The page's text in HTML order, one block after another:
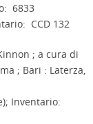
6833
CCD 132
; a cura di
; Bari : Laterza,
Inventario: